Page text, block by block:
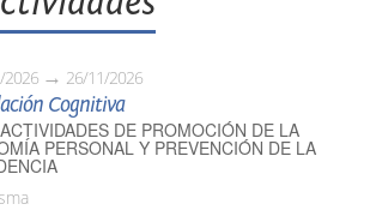
2026 26/11/2026
Cognitiva
DE PROMOCIÓN DE LA
PERSONAL Y PREVENCIÓN DE LA